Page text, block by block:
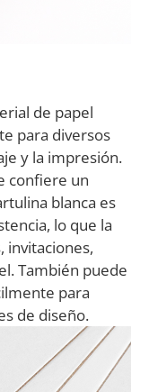
de papel
para diversos
y la impresión.
confiere un
blanca es
lo que la
invitaciones,
También puede
para
de diseño.